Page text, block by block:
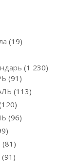
(19)
(1 230)
(91)
(113)
(96)
(81)
(91)